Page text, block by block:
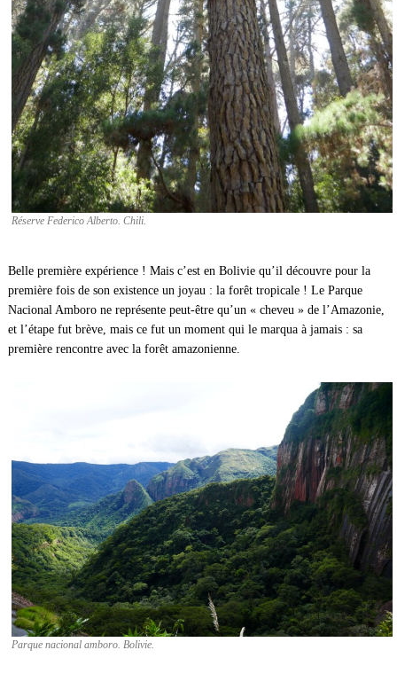
Réserve Federico Alberto. Chili.
Belle première expérience ! Mais c’est en Bolivie qu’il découvre pour la
première fois de son existence un joyau : la forêt tropicale ! Le Parque
Nacional Amboro ne représente peut-être qu’un « cheveu » de l’Amazonie,
et l’étape fut brève, mais ce fut un moment qui le marqua à jamais : sa
première rencontre avec la forêt amazonienne.
Parque nacional amboro. Bolivie.